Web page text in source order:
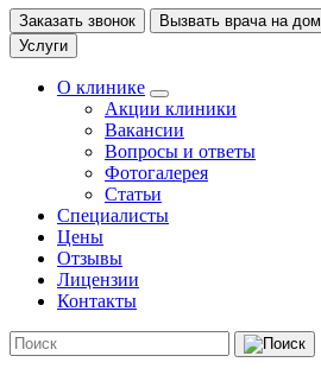
Заказать звонок
Вызвать врача на дом
Услуги
О клинике
Акции клиники
Вакансии
Вопросы и ответы
Фотогалерея
Статьи
Специалисты
Цены
Отзывы
Лицензии
Контакты